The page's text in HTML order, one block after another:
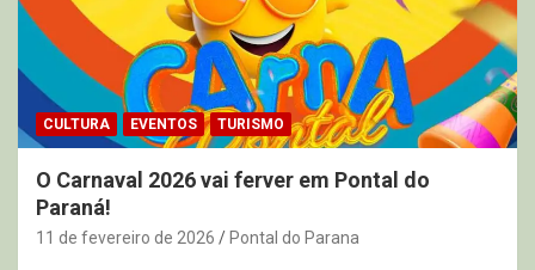
CULTURA EVENTOS TURISMO
O Carnaval 2026 vai ferver em Pontal do
Paraná!
11 de fevereiro de 2026 Pontal do Parana